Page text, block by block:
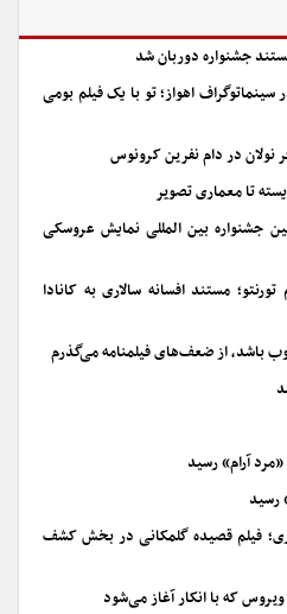
جشنواره دوربان شد
سینماتوگراف اهواز؛ تو با یک فیلم بومی
نولان در دام نفرین کرونوس
تا معماری تصویر
جشنواره بین المللی نمایش عروسکی
مستند افسانه سالاری به کانادا
باشد، از ضعف‌های فیلمنامه می‌گذرم
«مرد آرام» رسید
رسید
فیلم قصیده گلمکانی در بخش کشف
که با انکار آغاز می‌شود